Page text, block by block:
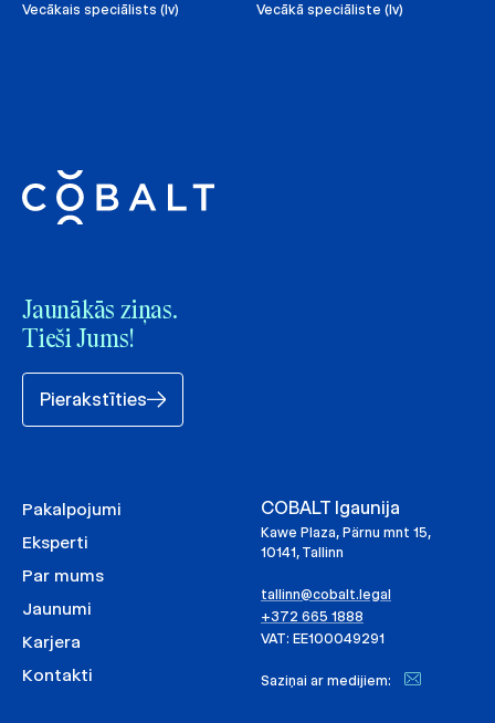
Vecākais speciālists (lv) Vecākā speciāliste (lv)
Jaunākās ziņas.
Tieši Jums!
Pierakstīties
Pakalpojumi
Eksperti
Par mums
Jaunumi
Karjera
Kontakti
COBALT Igaunija
Kawe Plaza, Pärnu mnt 15,
10141, Tallinn
tallinn@cobalt.legal
+372 665 1888
VAT: EE100049291
Saziņai ar medijiem: